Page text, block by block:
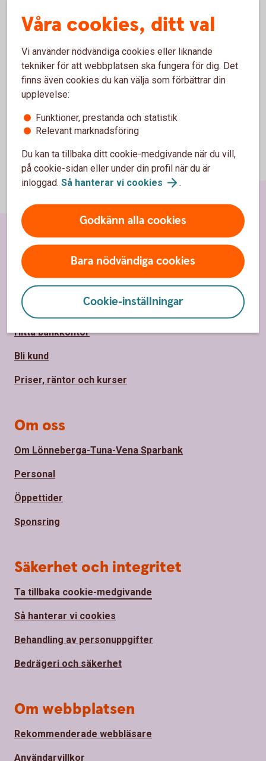
Har du redan ett bankkort behåller du det tills
giltighetstiden löpt ut. Har du nyligen beställt ett nytt kort
kommer du att få den nya versionen av kortet.
Våra cookies, ditt val
Vi använder nödvändiga cookies eller liknande
tekniker för att webbplatsen ska fungera för dig. Det
finns även cookies du kan välja som förbättrar din
upplevelse:
Funktioner, prestanda och statistik
Relevant marknadsföring
Du kan ta tillbaka ditt cookie-medgivande när du vill,
på cookie-sidan eller under din profil när du är
inloggad. Så hanterar vi cookies .
Godkänn alla cookies
Bara nödvändiga cookies
Cookie-inställningar
Sidfot
Hitta snabbt
Kontakta oss
Spärrhjälp
Hitta bankkontor
Bli kund
Priser, räntor och kurser
Om oss
Om Lönneberga-Tuna-Vena Sparbank
Personal
Öppettider
Sponsring
Säkerhet och integritet
Ta tillbaka cookie-medgivande
Så hanterar vi cookies
Behandling av personuppgifter
Bedrägeri och säkerhet
Om webbplatsen
Rekommenderade webbläsare
Användarvillkor